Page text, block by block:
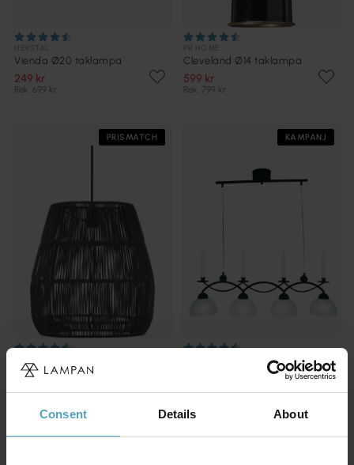
Consent Details About
Vienda Ø20 taklampa
249 kr
Rek. 699 kr
Cleveland Ø14 taklampa
599 kr
Rek. 799 kr
PRISMATCH
Saigon Ø38 taklampa
725 kr
KAMPANJ
Florens 90cm taklampa
1 200 kr